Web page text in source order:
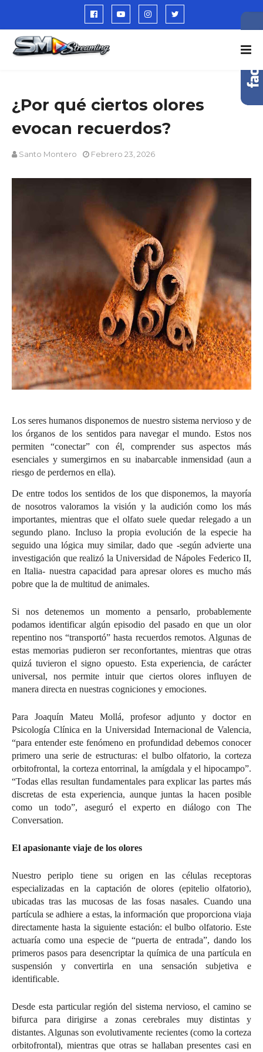
¿Por qué ciertos olores
evocan recuerdos?
Santo Montero Febrero 23, 2026
Los seres humanos disponemos de nuestro sistema nervioso y de
los órganos de los sentidos para navegar el mundo. Estos nos
permiten “conectar” con él, comprender sus aspectos más
esenciales y sumergirnos en su inabarcable inmensidad (aun a
riesgo de perdernos en ella).
De entre todos los sentidos de los que disponemos, la mayoría
de nosotros valoramos la visión y la audición como los más
importantes, mientras que el olfato suele quedar relegado a un
segundo plano. Incluso la propia evolución de la especie ha
seguido una lógica muy similar, dado que -según advierte una
investigación que realizó la Universidad de Nápoles Federico II,
en Italia- nuestra capacidad para apresar olores es mucho más
pobre que la de multitud de animales.
Si nos detenemos un momento a pensarlo, probablemente
podamos identificar algún episodio del pasado en que un olor
repentino nos “transportó” hasta recuerdos remotos. Algunas de
estas memorias pudieron ser reconfortantes, mientras que otras
quizá tuvieron el signo opuesto. Esta experiencia, de carácter
universal, nos permite intuir que ciertos olores influyen de
manera directa en nuestras cogniciones y emociones.
Para Joaquín Mateu Mollá, profesor adjunto y doctor en
Psicología Clínica en la Universidad Internacional de Valencia,
“para entender este fenómeno en profundidad debemos conocer
primero una serie de estructuras: el bulbo olfatorio, la corteza
orbitofrontal, la corteza entorrinal, la amígdala y el hipocampo”.
“Todas ellas resultan fundamentales para explicar las partes más
discretas de esta experiencia, aunque juntas la hacen posible
como un todo”, aseguró el experto en diálogo con The
Conversation.
El apasionante viaje de los olores
Nuestro periplo tiene su origen en las células receptoras
especializadas en la captación de olores (epitelio olfatorio),
ubicadas tras las mucosas de las fosas nasales. Cuando una
partícula se adhiere a estas, la información que proporciona viaja
directamente hasta la siguiente estación: el bulbo olfatorio. Este
actuaría como una especie de “puerta de entrada”, dando los
primeros pasos para desencriptar la química de una partícula en
suspensión y convertirla en una sensación subjetiva e
identificable.
Desde esta particular región del sistema nervioso, el camino se
bifurca para dirigirse a zonas cerebrales muy distintas y
distantes. Algunas son evolutivamente recientes (como la corteza
orbitofrontal), mientras que otras se hallaban presentes casi en